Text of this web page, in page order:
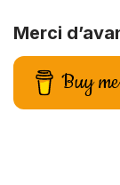
Merci
Buy